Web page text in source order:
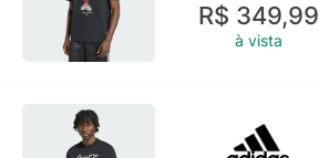
R$ 349,99
à vista